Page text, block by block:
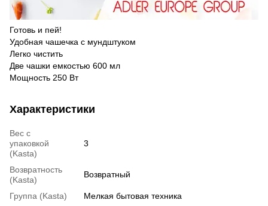
Готовь и пей!
Удобная чашечка с мундштуком
Легко чистить
Две чашки емкостью 600 мл
Мощность 250 Вт
Характеристики
Вес с
упаковкой
(Kasta)
3
Возвратность
(Kasta)
Возвратный
Группа (Kasta)
Мелкая бытовая техника